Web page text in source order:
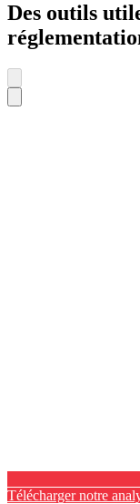
Des outils
Télécharger notre